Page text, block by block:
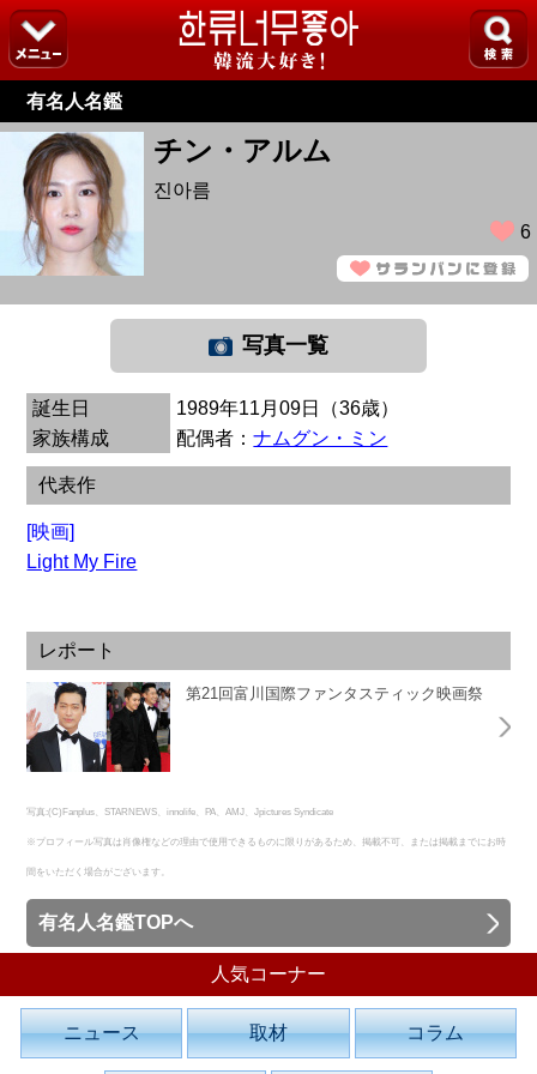
有名人名鑑
チン・アルム
진아름
6
写真一覧
誕生日
1989年11月09日（36歳）
家族構成
配偶者：ナムグン・ミン
代表作
[映画]
Light My Fire
レポート
第21回富川国際ファンタスティック映画祭
写真:(C)Fanplus、STARNEWS、innolife、PA、AMJ、Jpictures Syndicate
※プロフィール写真は肖像権などの理由で使用できるものに限りがあるため、掲載不可、または掲載までにお時
間をいただく場合がございます。
有名人名鑑TOPへ
人気コーナー
ニュース 取材 コラム